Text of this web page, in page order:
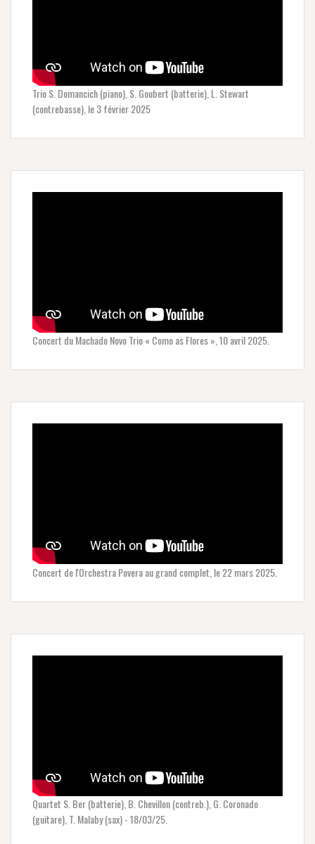
Trio S. Domancich (piano), S. Goubert (batterie), L. Stewart
(contrebasse), le 3 février 2025
Concert du Machado Novo Trio « Como as Flores », 10 avril 2025.
Concert de l'Orchestra Povera au grand complet, le 22 mars 2025.
Quartet S. Ber (batterie), B. Chevillon (contreb.), G. Coronado
(guitare), T. Malaby (sax) - 18/03/25.